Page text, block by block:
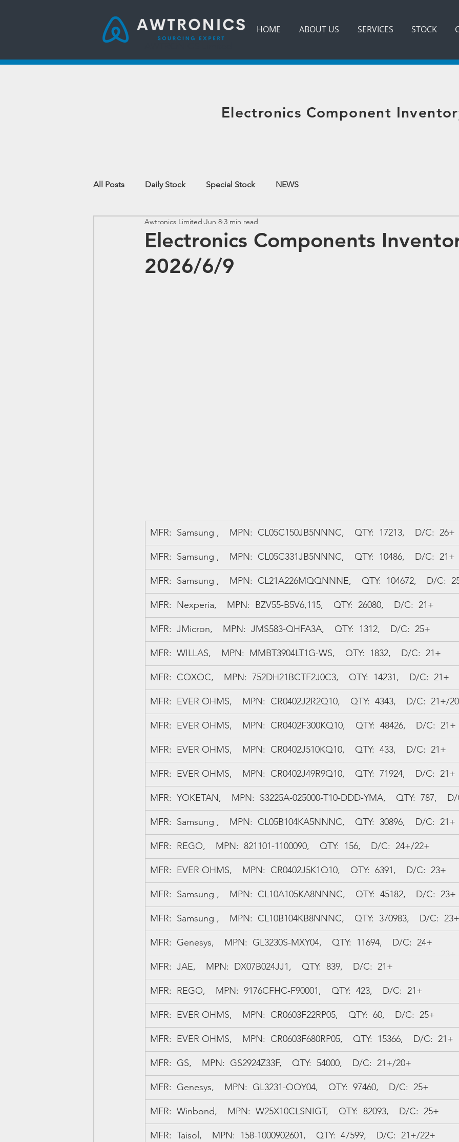
HOME ABOUT US SERVICES STOCK
Electronics Component
All Posts Daily Stock Special Stock NEWS
Electronics Components
2026/6/9
Awtronics Limited Jun 8 3 min read
MFR:  Samsung ,    MPN:  CL05C150JB5NNNC,    QTY:  17213,    D/C:  26+
MFR:  Samsung ,    MPN:  CL05C331JB5NNNC,    QTY:  10486,    D/C:  21+
MFR:  Samsung ,    MPN:  CL21A226MQQNNNE,    QTY:  104672,    D/C:
MFR:  Nexperia,    MPN:  BZV55-B5V6,115,    QTY:  26080,    D/C:  21+
MFR:  JMicron,    MPN:  JMS583-QHFA3A,    QTY:  1312,    D/C:  25+
MFR:  WILLAS,    MPN:  MMBT3904LT1G-WS,    QTY:  1832,    D/C:  21+
MFR:  COXOC,    MPN:  752DH21BCTF2J0C3,    QTY:  14231,    D/C:  21+
MFR:  EVER OHMS,    MPN:  CR0402J2R2Q10,    QTY:  4343,    D/C:  21+/
MFR:  EVER OHMS,    MPN:  CR0402F300KQ10,    QTY:  48426,    D/C:  21+
MFR:  EVER OHMS,    MPN:  CR0402J510KQ10,    QTY:  433,    D/C:  21+
MFR:  EVER OHMS,    MPN:  CR0402J49R9Q10,    QTY:  71924,    D/C:  21+
MFR:  YOKETAN,    MPN:  S3225A-025000-T10-DDD-YMA,    QTY:  787,
MFR:  Samsung ,    MPN:  CL05B104KA5NNNC,    QTY:  30896,    D/C:  21+
MFR:  REGO,    MPN:  821101-1100090,    QTY:  156,    D/C:  24+/22+
MFR:  EVER OHMS,    MPN:  CR0402J5K1Q10,    QTY:  6391,    D/C:  23+
MFR:  Samsung ,    MPN:  CL10A105KA8NNNC,    QTY:  45182,    D/C:  23+
MFR:  Samsung ,    MPN:  CL10B104KB8NNNC,    QTY:  370983,    D/C:
MFR:  Genesys,    MPN:  GL3230S-MXY04,    QTY:  11694,    D/C:  24+
MFR:  JAE,    MPN:  DX07B024JJ1,    QTY:  839,    D/C:  21+
MFR:  REGO,    MPN:  9176CFHC-F90001,    QTY:  423,    D/C:  21+
MFR:  EVER OHMS,    MPN:  CR0603F22RP05,    QTY:  60,    D/C:  25+
MFR:  EVER OHMS,    MPN:  CR0603F680RP05,    QTY:  15366,    D/C:  21+
MFR:  GS,    MPN:  GS2924Z33F,    QTY:  54000,    D/C:  21+/20+
MFR:  Genesys,    MPN:  GL3231-OOY04,    QTY:  97460,    D/C:  25+
MFR:  Winbond,    MPN:  W25X10CLSNIGT,    QTY:  82093,    D/C:  25+
MFR:  Taisol,    MPN:  158-1000902601,    QTY:  47599,    D/C:  21+/22+